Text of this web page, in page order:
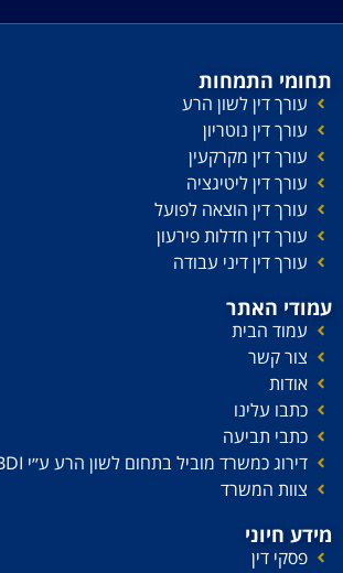
תחומי התמחות
עורך דין לשון הרע
עורך דין נוטריון
עורך דין מקרקעין
עורך דין ליטיגציה
עורך דין הוצאה לפועל
עורך דין חדלות פירעון
עורך דין דיני עבודה
עמודי האתר
עמוד הבית
צור קשר
אודות
כתבו עלינו
כתבי תביעה
דירוג כמשרד מוביל בתחום לשון הרע ע׳׳י BDI
צוות המשרד
מידע חיוני
פסקי דין